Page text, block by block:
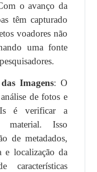
o avanço da
têm capturado
voadores não
uma fonte
Imagens: O
de fotos e
é verificar a
material. Isso
de metadados,
e localização da
características